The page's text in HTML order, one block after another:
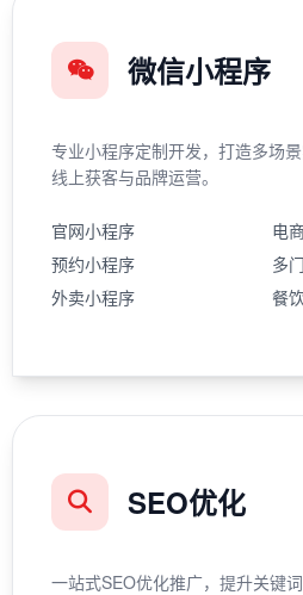
微信小程序
专业小程序定制开发，打造多场
线上获客与品牌运营。
官网小程序
电
预约小程序
多
外卖小程序
餐
SEO优化
一站式SEO优化推广，提升关键